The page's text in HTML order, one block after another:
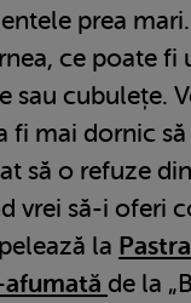
prea
ce poate fi
sau cubulețe.
fi mai dornic
să o refuze
vrei să-i oferi
la
de la